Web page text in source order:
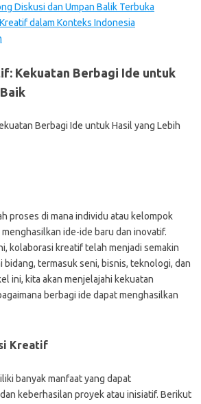
Diskusi dan Umpan Balik Terbuka
dalam Konteks Indonesia
Kekuatan Berbagi Ide untuk
proses di mana individu atau kelompok
ide-ide baru dan inovatif.
kolaborasi kreatif telah menjadi semakin
bidang, termasuk seni, bisnis, teknologi, dan
ini, kita akan menjelajahi kekuatan
berbagi ide dapat menghasilkan
Kreatif
banyak manfaat yang dapat
keberhasilan proyek atau inisiatif. Berikut